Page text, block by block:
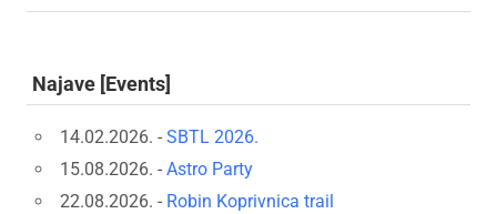
Najave [Events]
14.02.2026. - SBTL 2026.
15.08.2026. - Astro Party
22.08.2026. - Robin Koprivnica trail